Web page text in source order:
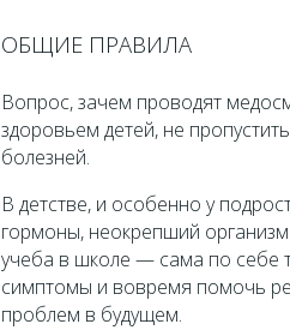
ОБЩИЕ ПРАВИЛА
Вопрос, зачем проводят
здоровьем детей, не
болезней.
В детстве, и особенно у
гормоны, неокрепший
учеба в школе — сама по себе
симптомы и вовремя помочь
проблем в будущем.